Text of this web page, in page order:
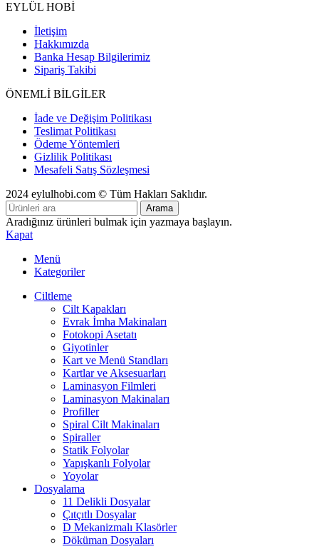
EYLÜL HOBİ
İletişim
Hakkımızda
Banka Hesap Bilgilerimiz
Sipariş Takibi
ÖNEMLİ BİLGİLER
İade ve Değişim Politikası
Teslimat Politikası
Ödeme Yöntemleri
Gizlilik Politikası
Mesafeli Satış Sözleşmesi
2024 eylulhobi.com © Tüm Hakları Saklıdır.
Arama
Aradığınız ürünleri bulmak için yazmaya başlayın.
Kapat
Menü
Kategoriler
Ciltleme
Cilt Kapakları
Evrak İmha Makinaları
Fotokopi Asetatı
Giyotinler
Kart ve Menü Standları
Kartlar ve Aksesuarları
Laminasyon Filmleri
Laminasyon Makinaları
Profiller
Spiral Cilt Makinaları
Spiraller
Statik Folyolar
Yapışkanlı Folyolar
Yoyolar
Dosyalama
11 Delikli Dosyalar
Çıtçıtlı Dosyalar
D Mekanizmalı Klasörler
Döküman Dosyaları